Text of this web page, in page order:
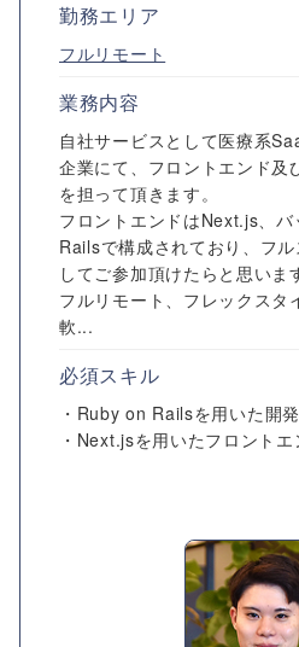
勤務エリア
フルリモート
業務内容
自社サービスとして医療系
企業にて、フロントエンド及
を担って頂きます。
フロントエンドはNext.js、
Railsで構成されており、フ
してご参加頂けたらと思いま
フルリモート、フレックスタ
軟...
必須スキル
・Ruby on Railsを用いた開
・Next.jsを用いたフロント